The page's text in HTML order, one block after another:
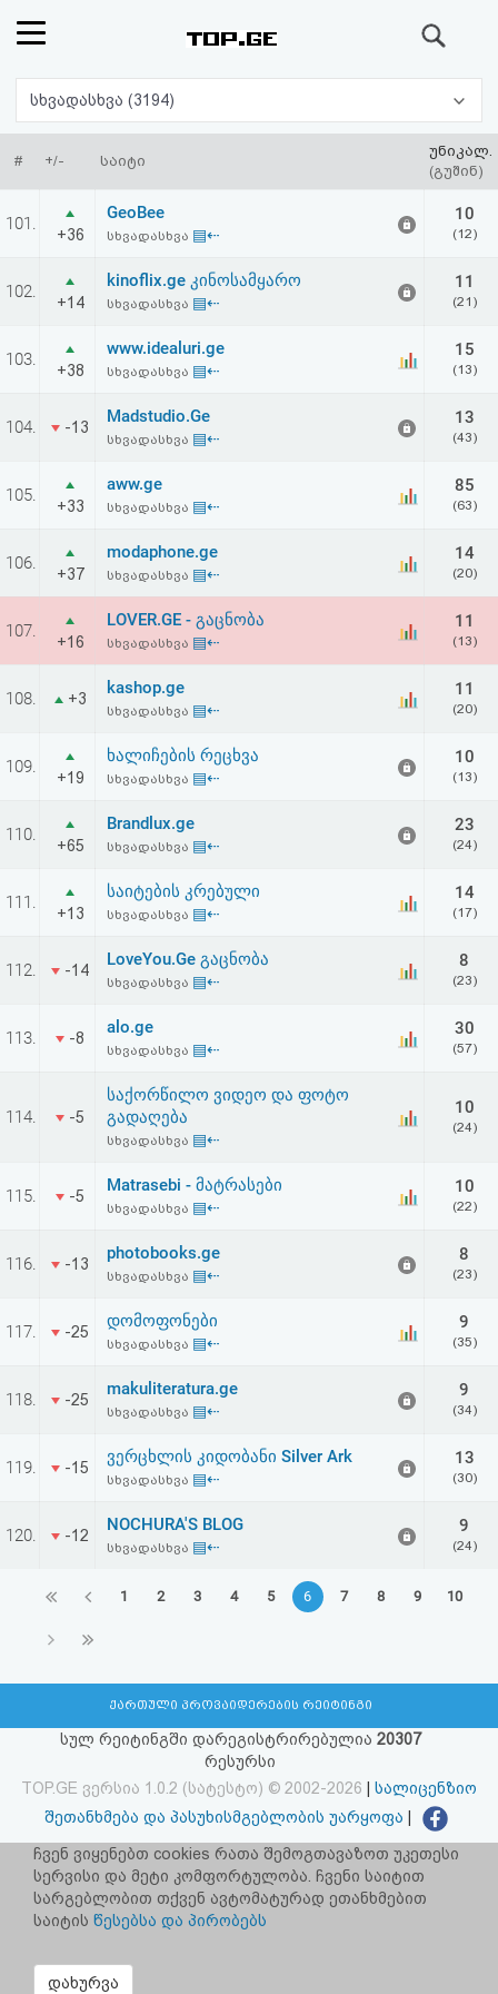
რეიტინგი
(მთავარი)
ფოსტა
პასუხი
ავტორიზაცია
რეგისტრაცია
აღდგენა
HTML
კოდი
შეთანხმება
უარყოფა
სხვადასხვა (3194)
# +/- საიტი
უნიკალ.
(გუშინ)
101.
+36
GeoBee
სხვადასხვა ▤⇠
10
(12)
102.
+14
kinoflix.ge კინოსამყარო
სხვადასხვა ▤⇠
11
(21)
103.
+38
www.idealuri.ge
სხვადასხვა ▤⇠
15
(13)
104. -13
Madstudio.Ge
სხვადასხვა ▤⇠
13
(43)
105.
+33
aww.ge
სხვადასხვა ▤⇠
85
(63)
106.
+37
modaphone.ge
სხვადასხვა ▤⇠
14
(20)
107.
+16
LOVER.GE - გაცნობა
სხვადასხვა ▤⇠
11
(13)
108. +3
kashop.ge
სხვადასხვა ▤⇠
11
(20)
109.
+19
ხალიჩების რეცხვა
სხვადასხვა ▤⇠
10
(13)
110.
+65
Brandlux.ge
სხვადასხვა ▤⇠
23
(24)
111.
+13
საიტების კრებული
სხვადასხვა ▤⇠
14
(17)
112. -14
LoveYou.Ge გაცნობა
სხვადასხვა ▤⇠
8
(23)
113. -8
alo.ge
სხვადასხვა ▤⇠
30
(57)
114. -5
საქორწილო ვიდეო და ფოტო
გადაღება
სხვადასხვა ▤⇠
10
(24)
115. -5
Matrasebi - მატრასები
სხვადასხვა ▤⇠
10
(22)
116. -13
photobooks.ge
სხვადასხვა ▤⇠
8
(23)
117. -25
დომოფონები
სხვადასხვა ▤⇠
9
(35)
118. -25
makuliteratura.ge
სხვადასხვა ▤⇠
9
(34)
119. -15
ვერცხლის კიდობანი Silver Ark
სხვადასხვა ▤⇠
13
(30)
120. -12
NOCHURA'S BLOG
სხვადასხვა ▤⇠
9
(24)
1 2 3 4 5 6 7 8 9 10
ქართული პროვაიდერების რეიტინგი
სულ რეიტინგში დარეგისტრირებულია 20307
რესურსი
TOP.GE ვერსია 1.0.2 (სატესტო) © 2002-2026
სალიცენზიო
შეთანხმება და პასუხისმგებლობის უარყოფა
facebook.com/TOP.GE
იხილეთ TOP.GE - ის ძველი ვერსია ბმულზე
TOP.GE-ს სერვერების განთავსებას და ინტერნეტთან კავშირს
ჩვენ ვიყენებთ cookies რათა შემოგთავაზოთ უკეთესი
სერვისი და მეტი კომფორტულობა. ჩვენი საიტით
სარგებლობით თქვენ ავტომატურად ეთანხმებით
საიტის წესებსა და პირობებს
დახურვა